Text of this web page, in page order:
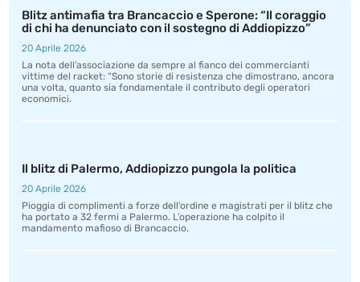
Blitz antimafia tra Brancaccio e Sperone: “Il coraggio
di chi ha denunciato con il sostegno di Addiopizzo”
20 Aprile 2026
La nota dell’associazione da sempre al fianco dei commercianti
vittime del racket: “Sono storie di resistenza che dimostrano, ancora
una volta, quanto sia fondamentale il contributo degli operatori
economici.
Il blitz di Palermo, Addiopizzo pungola la politica
20 Aprile 2026
Pioggia di complimenti a forze dell’ordine e magistrati per il blitz che
ha portato a 32 fermi a Palermo. L’operazione ha colpito il
mandamento mafioso di Brancaccio.